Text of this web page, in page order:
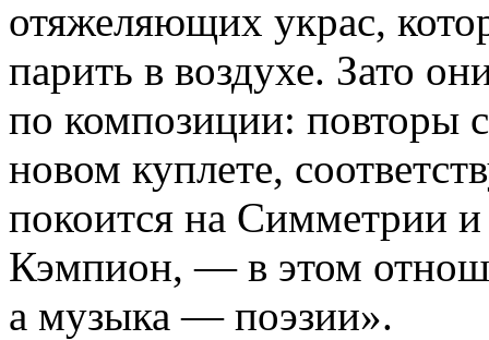
отяжеляющих украс,
парить в воздухе. Зато
по композиции: повторы
новом куплете,
покоится на Симметрии
Кэмпион, — в этом
а музыка — поэзии».